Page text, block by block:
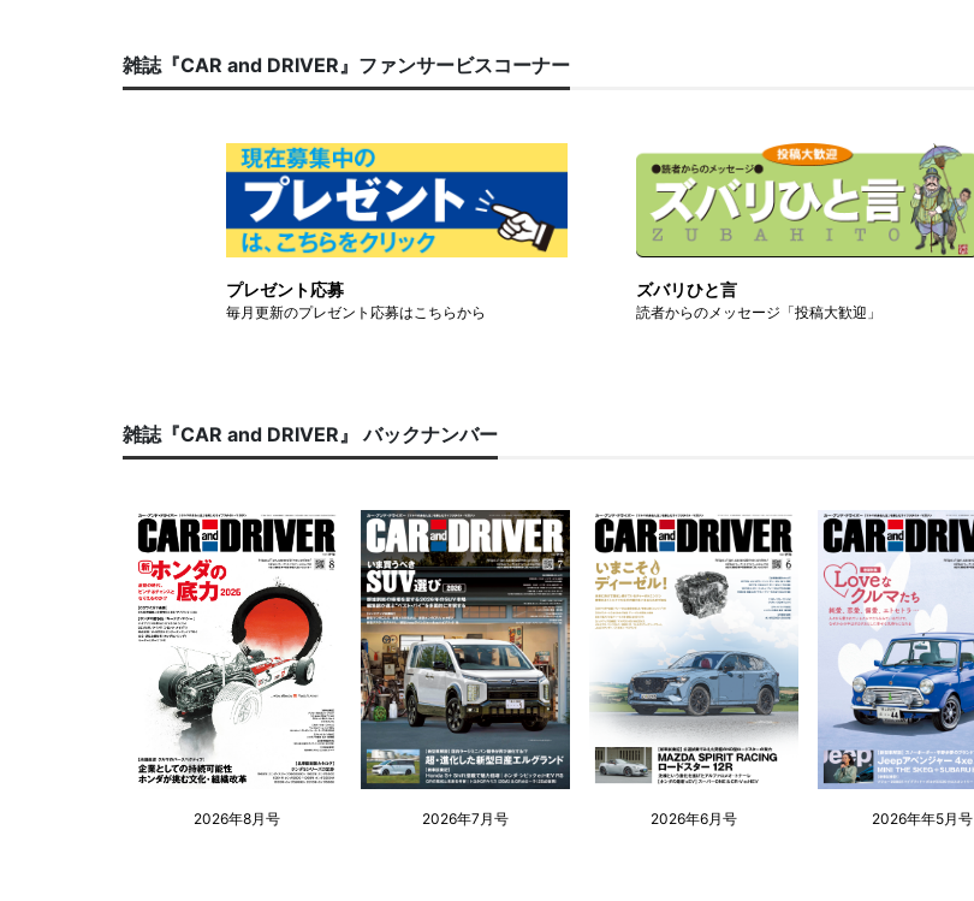
雑誌『CAR and DRIVER』ファンサービスコーナー
プレゼント応募
毎月更新のプレゼント応募はこちらから
ズバリひと言
読者からのメッセージ「投稿大歓迎」
雑誌『CAR and DRIVER』 バックナンバー
2026年8月号 2026年7月号 2026年6月号 2026年年5月号